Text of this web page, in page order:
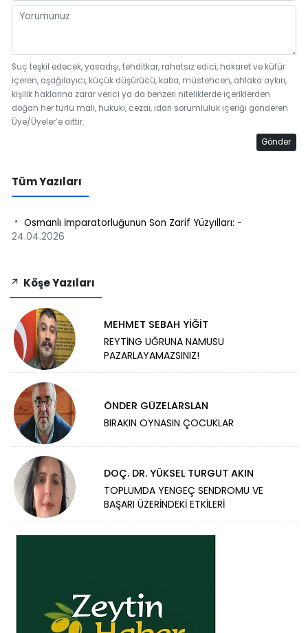
Suç teşkil edecek, yasadışı, tehditkar, rahatsız edici, hakaret ve küfür
içeren, aşağılayıcı, küçük düşürücü, kaba, müstehcen, ahlaka aykırı,
kişilik haklarına zarar verici ya da benzeri niteliklerde içeriklerden
doğan her türlü mali, hukuki, cezai, idari sorumluluk içeriği gönderen
Üye/Üyeler’e aittir.
Gönder
Tüm Yazıları
Osmanlı İmparatorluğunun Son Zarif Yüzyılları: -
24.04.2026
Köşe Yazıları
MEHMET SEBAH YİĞİT
REYTİNG UĞRUNA NAMUSU
PAZARLAYAMAZSINIZ!
ÖNDER GÜZELARSLAN
BIRAKIN OYNASIN ÇOCUKLAR
DOÇ. DR. YÜKSEL TURGUT AKIN
TOPLUMDA YENGEÇ SENDROMU VE
BAŞARI ÜZERİNDEKİ ETKİLERİ